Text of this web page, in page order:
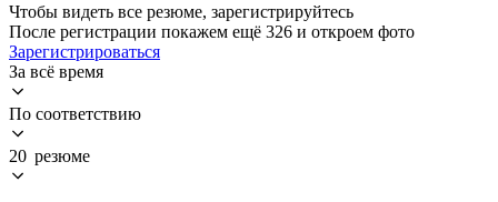
Чтобы видеть все резюме, зарегистрируйтесь
После регистрации покажем ещё 326 и откроем фото
Зарегистрироваться
За всё время
По соответствию
20 резюме